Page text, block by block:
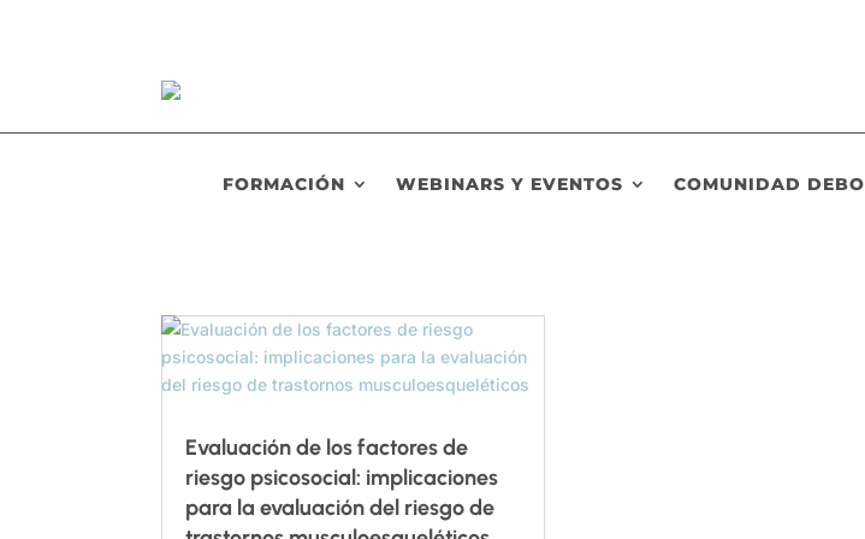
FORMACIÓN WEBINARS Y EVENTOS COMUNIDAD DEBO
Evaluación de los factores de
riesgo psicosocial: implicaciones
para la evaluación del riesgo de